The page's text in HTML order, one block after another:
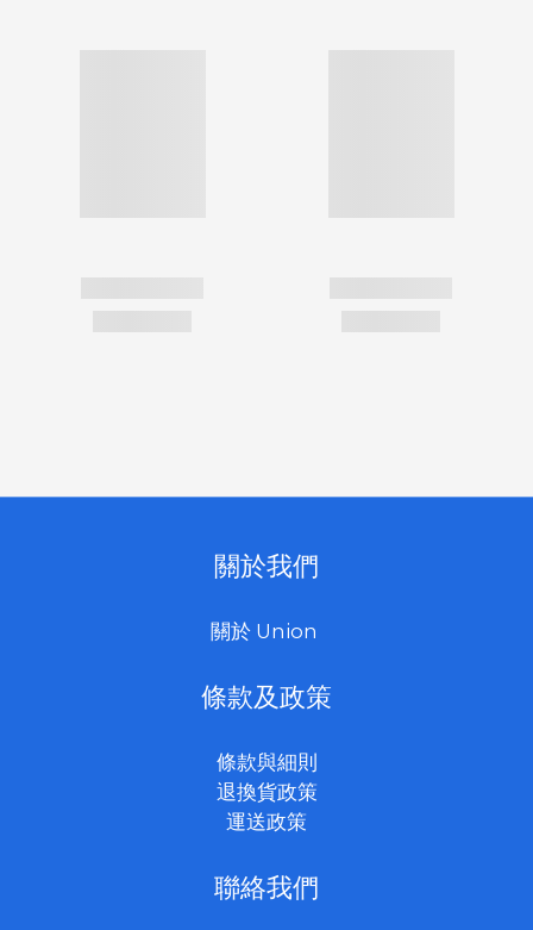
關於我們
關於 Union
條款及政策
條款與細則
退換貨政策
運送政策
聯絡我們